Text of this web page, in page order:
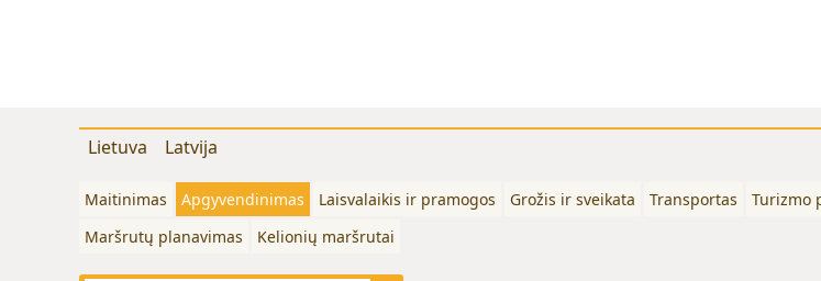
Lietuva Latvija
Maitinimas Apgyvendinimas Laisvalaikis ir pramogos Grožis ir sveikata Transportas Turizmo
Maršrutų planavimas
Kelionių maršrutai